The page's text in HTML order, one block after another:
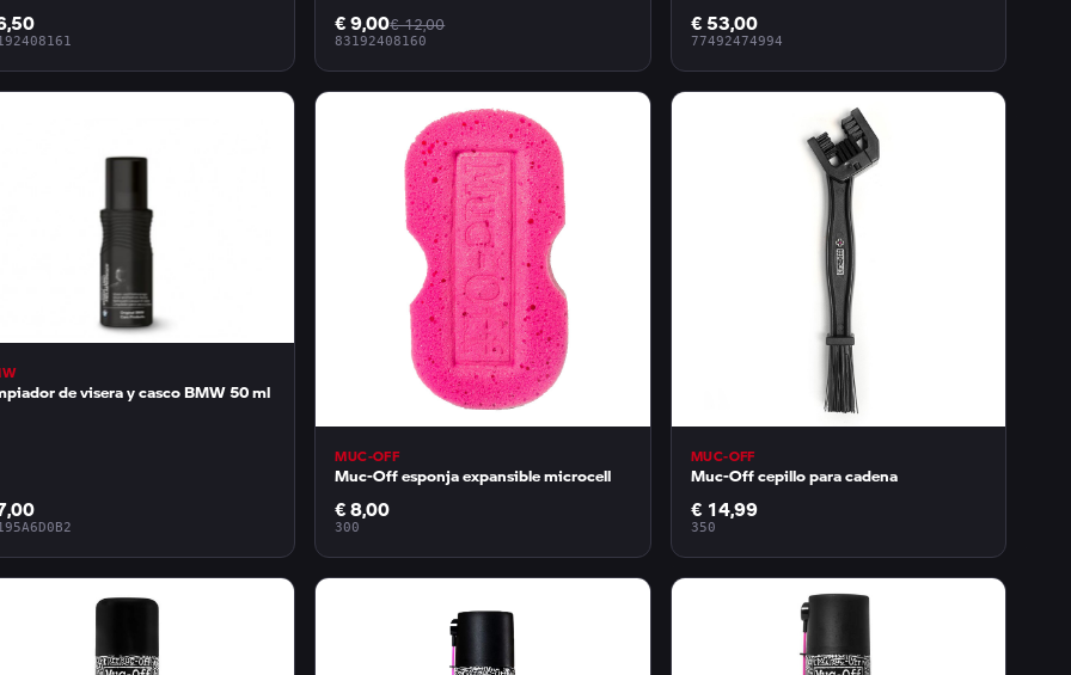
€ 9,00€ 12,00
83192408160
€ 53,00
77492474994
de visera y casco BMW 50 ml
MUC-OFF
Muc-Off esponja expansible microcell
€ 8,00
300
MUC-OFF
Muc-Off cepillo para cadena
€ 14,99
350